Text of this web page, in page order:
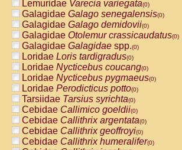
AtelidaeAlouattaspp.(0)
AtelidaeAteles belzebuth(0)
AtelidaeAteles geoffroyi(0)
AtelidaeAteles paniscus(0)
AtelidaeAtelesspp.(0)
Atelidae Lagothrix lagothricha
AtelidaeLagothrix lagothricha cana
PitheciidaeCacajao calvus
PitheciidaeCallicebus cupreus
PitheciidaeCallicebus donacophilus
PitheciidaeCallicebus moloch
PitheciidaeCallicebus torquatus
PitheciidaeCallicebusspp.(0)
PitheciidaeChiropotes satanas(0)
Lemuridae Varecia variegata(0)
Galagidae Galago senegalensis(0)
Galagidae Galago demidovii(0)
Galagidae Otolemur crassicaudatus(0)
Galagidae Galagidae spp.(0)
Loridae Loris tardigradus(0)
Loridae Nycticebus coucang(0)
Loridae Nycticebus pygmaeus(0)
Loridae Perodicticus potto(0)
Tarsiidae Tarsius syrichta(0)
Cebidae Callimico goeldii(0)
Cebidae Callithrix argentata(0)
Cebidae Callithrix geoffroyi(0)
Cebidae Callithrix humeralifer(0)